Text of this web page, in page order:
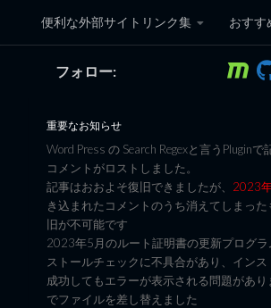
コンテンツへスキップ
便利な外部サイトリンク集 おすす
黒翼猫のコ
フォロー:
重要なお知らせ
Word Press の Search Regexと言うPluginで
コメントがロストしました。
記事はおおよそ復旧できましたが、 2023
き込まれたコメントのうち消えてしまった
旧が不可能です
2023年5月のルート証明書の更新プログラ
ストールチェックに不具合があり、インス
成功してもエラーが表示される問題があり
でファイルを差し替えました